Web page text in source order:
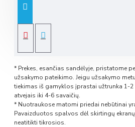
* Prekes, esančias sandėlyje, pristatome
užsakymo pateikimo. Jeigu užsakymo
tiekimas iš gamyklos įprastai užtrunka 1-
atvejais iki 4-6 savaičių.
* Nuotraukose matomi priedai nebūtinai
Pavaizduotos spalvos dėl skirtingų
neatitikti tikrosios.